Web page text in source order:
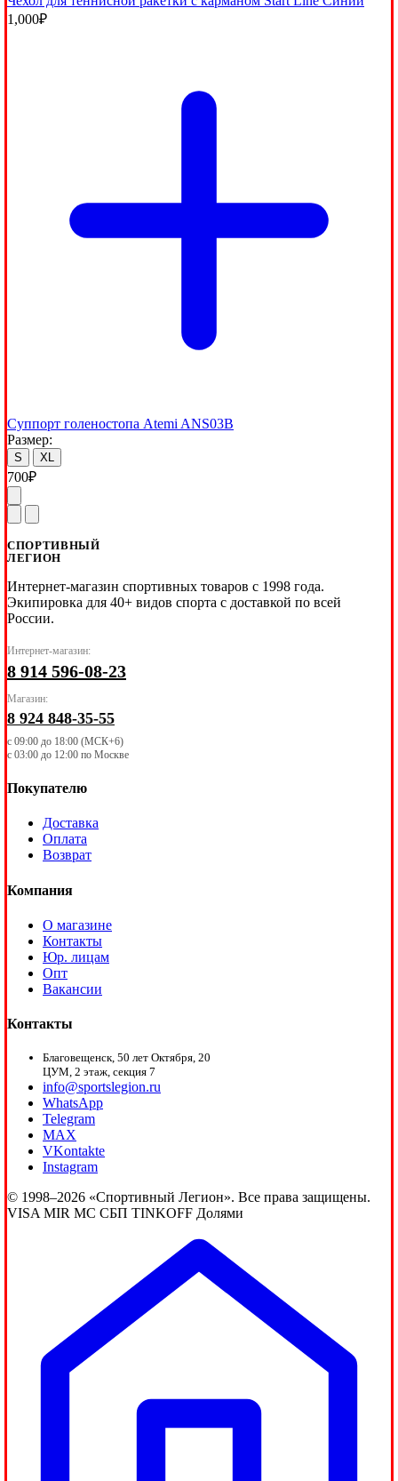
1,000₽
Суппорт голеностопа Atemi ANS03B
Размер:
S XL
700₽
СПОРТИВНЫЙ
ЛЕГИОН
Интернет-магазин спортивных товаров с 1998 года.
Экипировка для 40+ видов спорта с доставкой по всей
России.
Интернет-магазин:
8 914 596-08-23
Магазин:
8 924 848-35-55
с 09:00 до 18:00 (МСК+6)
с 03:00 до 12:00 по Москве
Покупателю
Доставка
Оплата
Возврат
Компания
О магазине
Контакты
Юр. лицам
Опт
Вакансии
Контакты
Благовещенск, 50 лет Октября, 20
ЦУМ, 2 этаж, секция 7
info@sportslegion.ru
WhatsApp
Telegram
MAX
VKontakte
Instagram
© 1998–2026 «Спортивный Легион». Все права защищены.
VISA MIR MC СБП TINKOFF Долями